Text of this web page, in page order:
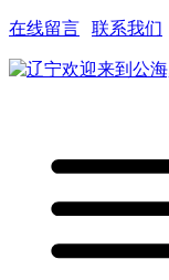
在线留言 联系我们